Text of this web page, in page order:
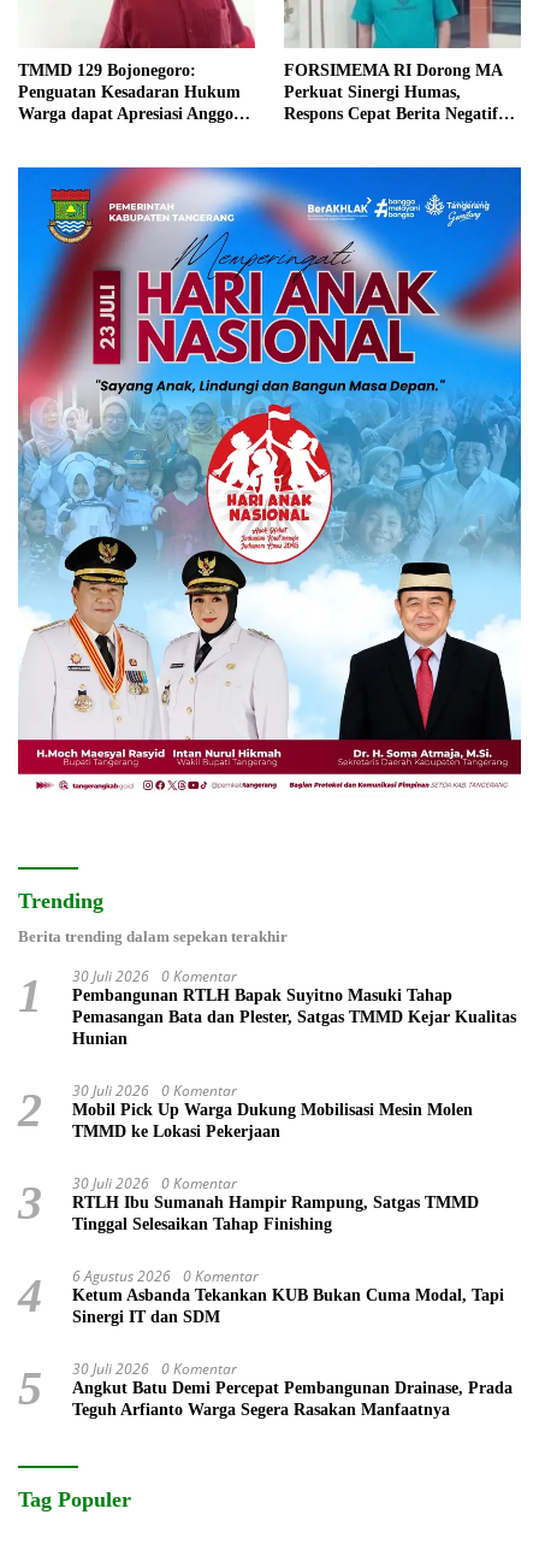
TMMD 129 Bojonegoro:
Penguatan Kesadaran Hukum
Warga dapat Apresiasi Anggota
FORSIMEMA RI Dorong MA
Perkuat Sinergi Humas,
Respons Cepat Berita Negatif
Trending
Berita trending dalam sepekan terakhir
1 30 Juli 2026 0 Komentar
Pembangunan RTLH Bapak Suyitno Masuki Tahap
Pemasangan Bata dan Plester, Satgas TMMD Kejar Kualitas
Hunian
2 30 Juli 2026 0 Komentar
Mobil Pick Up Warga Dukung Mobilisasi Mesin Molen
TMMD ke Lokasi Pekerjaan
3 30 Juli 2026 0 Komentar
RTLH Ibu Sumanah Hampir Rampung, Satgas TMMD
Tinggal Selesaikan Tahap Finishing
4 6 Agustus 2026 0 Komentar
Ketum Asbanda Tekankan KUB Bukan Cuma Modal, Tapi
Sinergi IT dan SDM
5 30 Juli 2026 0 Komentar
Angkut Batu Demi Percepat Pembangunan Drainase, Prada
Teguh Arfianto Warga Segera Rasakan Manfaatnya
Tag Populer